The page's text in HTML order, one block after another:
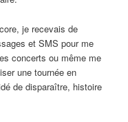
je recevais de
et SMS pour me
concerts ou même me
une tournée en
de disparaître, histoire